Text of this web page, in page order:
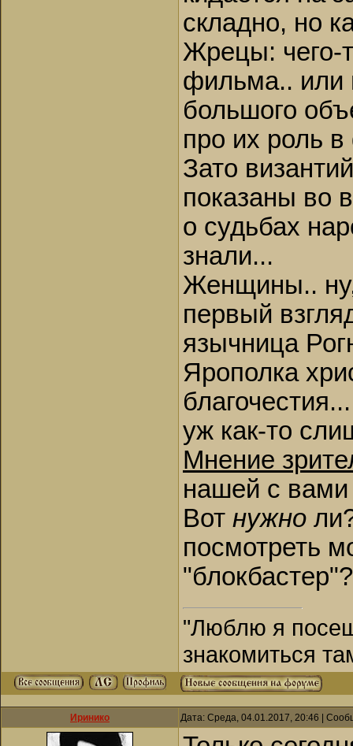
складно, но
Жрецы: чего-
фильма.. или
большого
про их роль
Зато
показаны во
о судьбах
знали...
Женщины..
первый
язычница
Ярополка
уж как-то
Мнение
нашей с
Вот нужно
посмотреть
"Люблю я
знакомиться
Иринико Дата: Среда, 04.01.2017, 20:46 |